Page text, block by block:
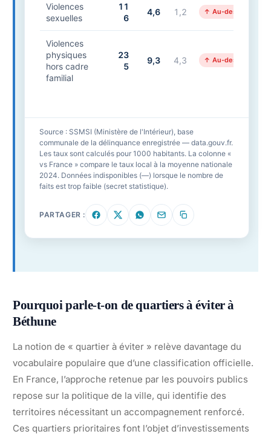
Violences
sexuelles
11
6
4,6 1,2 ↑ Au-dessus
Violences
physiques
hors cadre
familial
23
5
9,3 4,3 ↑ Au-dessus
Source : SSMSI (Ministère de l'Intérieur), base
communale de la délinquance enregistrée — data.gouv.fr.
Les taux sont calculés pour 1000 habitants. La colonne «
vs France » compare le taux local à la moyenne nationale
2024. Données indisponibles (—) lorsque le nombre de
faits est trop faible (secret statistique).
PARTAGER :
Pourquoi parle-t-on de quartiers à éviter à
Béthune
La notion de « quartier à éviter » relève davantage du
vocabulaire populaire que d’une classification officielle.
En France, l’approche retenue par les pouvoirs publics
repose sur la politique de la ville, qui identifie des
territoires nécessitant un accompagnement renforcé.
Ces quartiers prioritaires font l’objet d’investissements